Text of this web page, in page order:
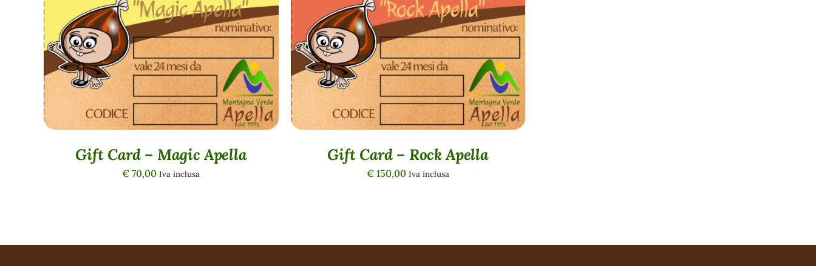
QUICK VIEW
Gift Card – Magic Apella
€ 70,00 Iva inclusa
QUICK VIEW
Gift Card – Rock Apella
€150,00 Iva inclusa